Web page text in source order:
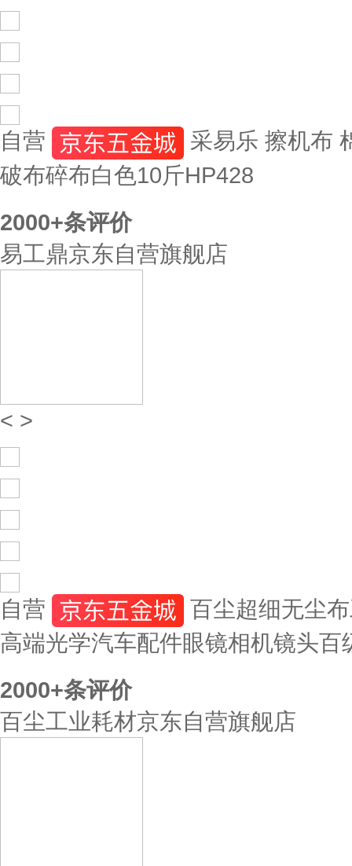
自营
采易乐 擦机布
破布碎布白色10斤HP428
2000+条评价
易工鼎京东自营旗舰店
< >
自营
百尘超细无尘
高端光学汽车配件眼镜相机镜头
2000+条评价
百尘工业耗材京东自营旗舰店